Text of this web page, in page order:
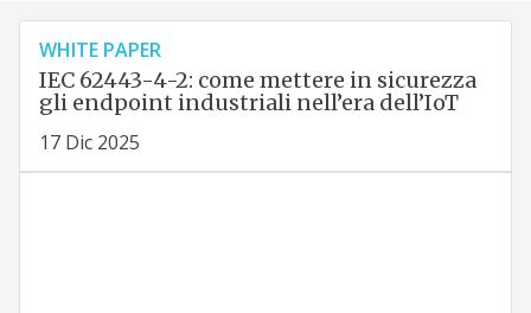
WHITE PAPER
IEC 62443-4-2: come mettere in sicurezza
gli endpoint industriali nell’era dell’IoT
17 Dic 2025